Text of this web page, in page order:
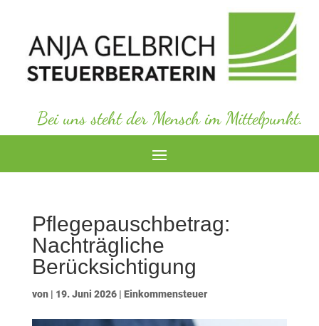
Bei uns steht der Mensch im Mittelpunkt.
Pflegepauschbetrag:
Nachträgliche
Berücksichtigung
von | 19. Juni 2026| Einkommensteuer